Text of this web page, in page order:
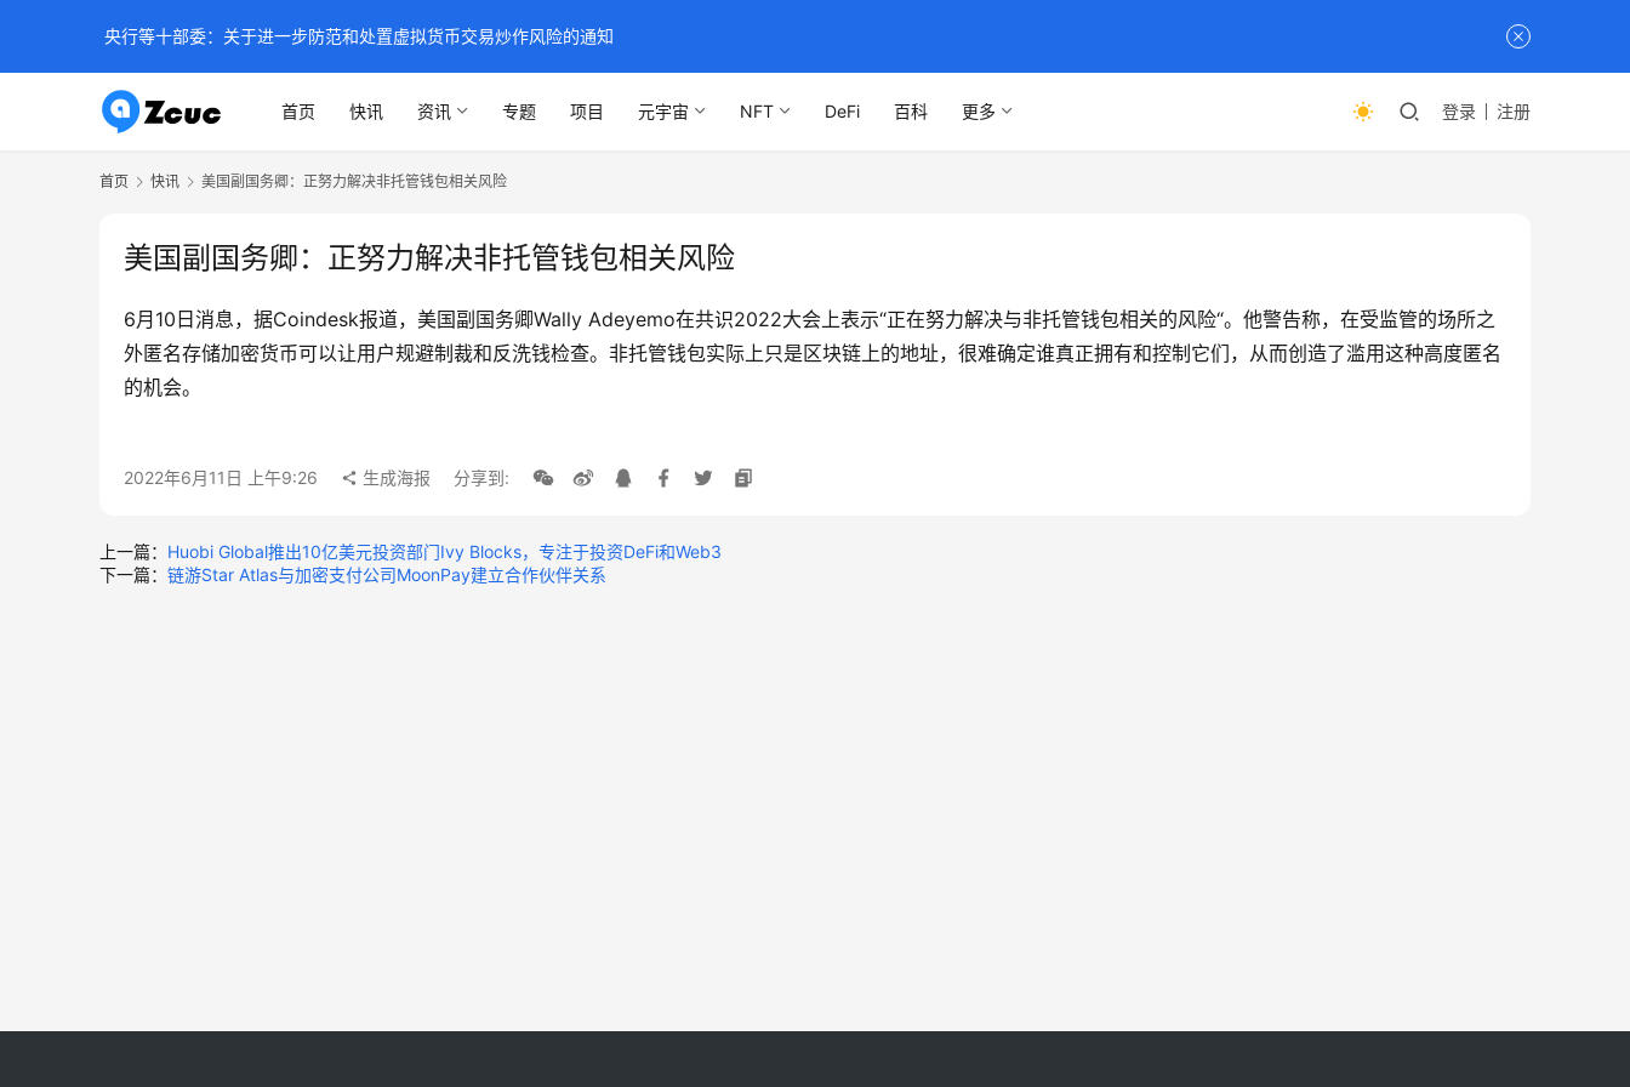
首页 快讯 资讯 专题 项目 元宇宙 NFT DeFi 百科 更多 登录 注册
首页 快讯 美国副国务卿：正努力解决非托管钱包相关风险
美国副国务卿：正努力解决非托管钱包相关风险
6月10日消息，据Coindesk报道，美国副国务卿Wally Adeyemo在共识2022大会上表示“正在努力解决与非托管钱包相关的风险“。他警告称，在受监管的场所之
外匿名存储加密货币可以让用户规避制裁和反洗钱检查。非托管钱包实际上只是区块链上的地址，很难确定谁真正拥有和控制它们，从而创造了滥用这种高度匿名
的机会。
2022年6月11日 上午9:26 生成海报 分享到:
上一篇： Huobi Global推出10亿美元投资部门Ivy Blocks，专注于投资DeFi和Web3
下一篇： 链游Star Atlas与加密支付公司MoonPay建立合作伙伴关系
央行等十部委：关于进一步防范和处置虚拟货币交易炒作风险的通知